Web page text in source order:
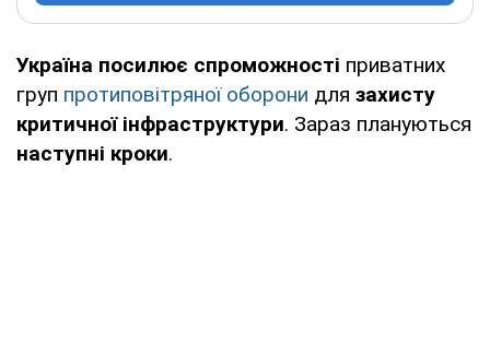
Україна посилює спроможності приватних
груп протиповітряної оборони для захисту
критичної інфраструктури. Зараз плануються
наступні кроки.